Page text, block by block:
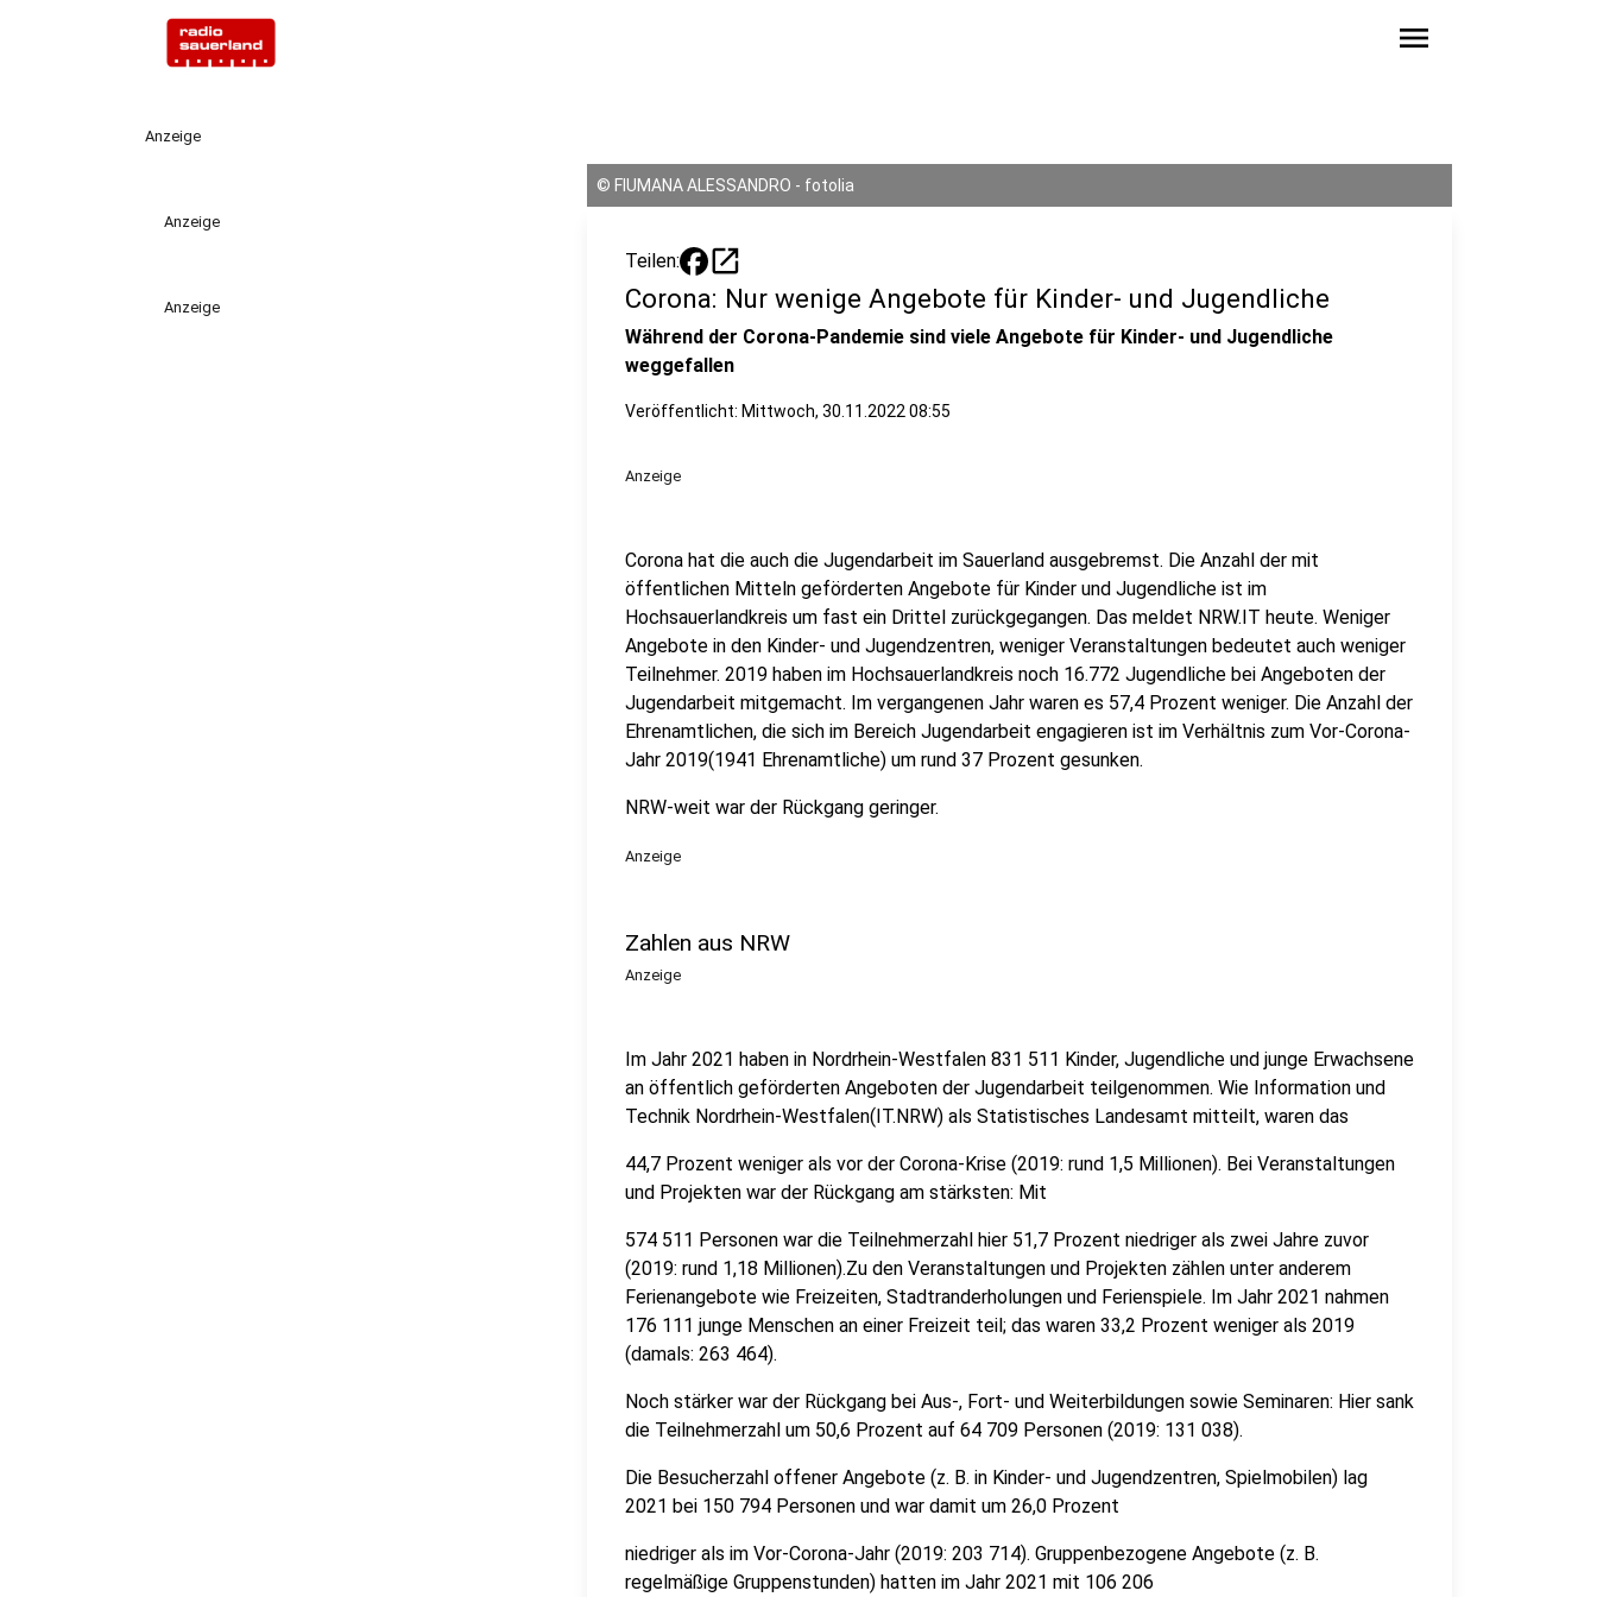
menu
Anzeige
Anzeige
Anzeige
© FIUMANA ALESSANDRO - fotolia
Teilen: open_in_new
Corona: Nur wenige Angebote für Kinder- und Jugendliche
Während der Corona-Pandemie sind viele Angebote für Kinder- und Jugendliche
weggefallen
Veröffentlicht: Mittwoch, 30.11.2022 08:55
Anzeige
Corona hat die auch die Jugendarbeit im Sauerland ausgebremst. Die Anzahl der mit
öffentlichen Mitteln geförderten Angebote für Kinder und Jugendliche ist im
Hochsauerlandkreis um fast ein Drittel zurückgegangen. Das meldet NRW.IT heute. Weniger
Angebote in den Kinder- und Jugendzentren, weniger Veranstaltungen bedeutet auch weniger
Teilnehmer. 2019 haben im Hochsauerlandkreis noch 16.772 Jugendliche bei Angeboten der
Jugendarbeit mitgemacht. Im vergangenen Jahr waren es 57,4 Prozent weniger. Die Anzahl der
Ehrenamtlichen, die sich im Bereich Jugendarbeit engagieren ist im Verhältnis zum Vor-Corona-
Jahr 2019(1941 Ehrenamtliche) um rund 37 Prozent gesunken.
NRW-weit war der Rückgang geringer.
Anzeige
Zahlen aus NRW
Anzeige
Im Jahr 2021 haben in Nordrhein-Westfalen 831 511 Kinder, Jugendliche und junge Erwachsene
an öffentlich geförderten Angeboten der Jugendarbeit teilgenommen. Wie Information und
Technik Nordrhein-Westfalen(IT.NRW) als Statistisches Landesamt mitteilt, waren das
44,7 Prozent weniger als vor der Corona-Krise (2019: rund 1,5 Millionen). Bei Veranstaltungen
und Projekten war der Rückgang am stärksten: Mit
574 511 Personen war die Teilnehmerzahl hier 51,7 Prozent niedriger als zwei Jahre zuvor
(2019: rund 1,18 Millionen).Zu den Veranstaltungen und Projekten zählen unter anderem
Ferienangebote wie Freizeiten, Stadtranderholungen und Ferienspiele. Im Jahr 2021 nahmen
176 111 junge Menschen an einer Freizeit teil; das waren 33,2 Prozent weniger als 2019
(damals: 263 464).
Noch stärker war der Rückgang bei Aus-, Fort- und Weiterbildungen sowie Seminaren: Hier sank
die Teilnehmerzahl um 50,6 Prozent auf 64 709 Personen (2019: 131 038).
Die Besucherzahl offener Angebote (z. B. in Kinder- und Jugendzentren, Spielmobilen) lag
2021 bei 150 794 Personen und war damit um 26,0 Prozent
niedriger als im Vor-Corona-Jahr (2019: 203 714). Gruppenbezogene Angebote (z. B.
regelmäßige Gruppenstunden) hatten im Jahr 2021 mit 106 206